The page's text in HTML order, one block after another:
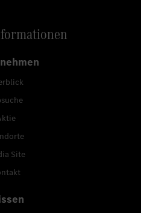
Site